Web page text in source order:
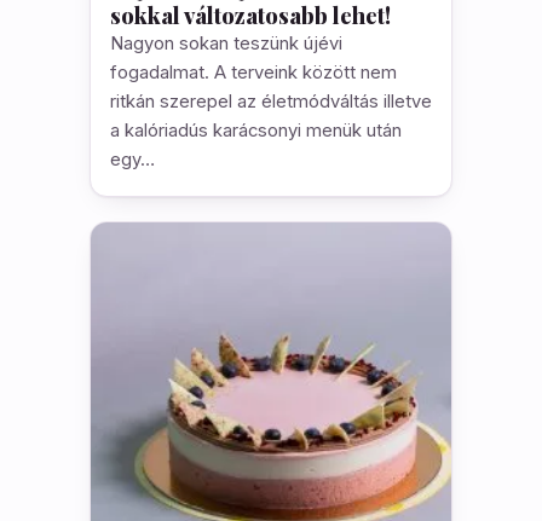
sokkal változatosabb lehet!
Nagyon sokan teszünk újévi
fogadalmat. A terveink között nem
ritkán szerepel az életmódváltás illetve
a kalóriadús karácsonyi menük után
egy…